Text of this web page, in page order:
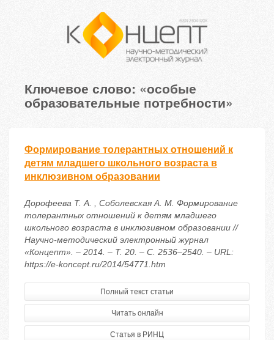
Ключевое слово: «особые
образовательные потребности»
Формирование толерантных отношений к
детям младшего школьного возраста в
инклюзивном образовании
Дорофеева Т. А. , Соболевская А. М. Формирование
толерантных отношений к детям младшего
школьного возраста в инклюзивном образовании //
Научно-методический электронный журнал
«Концепт». – 2014. – Т. 20. – С. 2536–2540. – URL:
https://e-koncept.ru/2014/54771.htm
Полный текст статьи
Читать онлайн
Статья в РИНЦ